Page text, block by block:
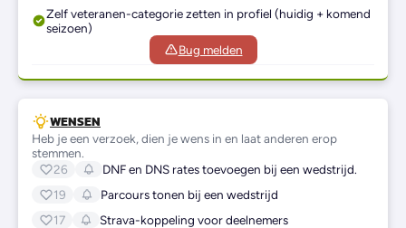
Zelf veteranen-categorie zetten in profiel (huidig + komend
seizoen)
Bug melden
WENSEN
Heb je een verzoek, dien je wens in en laat anderen erop
stemmen.
26
DNF en DNS rates toevoegen bij een wedstrijd.
19
Parcours tonen bij een wedstrijd
17
Strava-koppeling voor deelnemers